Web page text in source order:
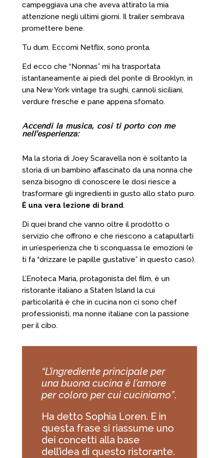
campeggiava una che aveva attirato la mia
attenzione negli ultimi giorni. Il trailer sembrava
promettere bene.
Tu dum. Eccomi Netflix, sono pronta.
Ed ecco che “Nonnas” mi ha trasportata
istantaneamente ai piedi del ponte di Brooklyn, in
una New York vintage tra sughi, cannoli siciliani,
verdure fresche e pane appena sfornato.
Accendi la musica, così ti porto con me
nell’esperienza:
Ma la storia di Joey Scaravella non è soltanto la
storia di un bambino affascinato da una nonna che
senza bisogno di conoscere le dosi riesce a
trasformare gli ingredienti in gusto allo stato puro.
È una vera lezione di brand.
Di quei brand che vanno oltre il prodotto o
servizio che offrono e che riescono a catapultarti
in un’esperienza che ti sconquassa le emozioni (e
ti fa “drizzare le papille gustative” in questo caso).
L’Enoteca Maria, protagonista del film, è un
ristorante italiano a Staten Island la cui
particolarità è che in cucina non ci sono chef
professionisti, ma nonne italiane con la passione
per il cibo.
“L’ingrediente principale per
una buona cucina è l’amore
per coloro per cui cuciniamo”.
Ha detto Sophia Loren. E in
questa frase si riassume uno
dei concetti alla base
dell’idea di questo ristorante.